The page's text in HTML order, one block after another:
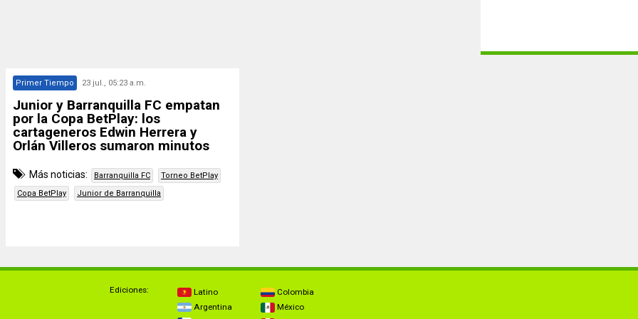
Primer Tiempo 23 jul., 05:23 a.m.
Junior y Barranquilla FC empatan
por la Copa BetPlay: los
cartageneros Edwin Herrera y
Orlán Villeros sumaron minutos
Más noticias: Barranquilla FC
Torneo BetPlay
Copa BetPlay
Junior de Barranquilla
Ediciones:
Latino
Argentina
Colombia
México